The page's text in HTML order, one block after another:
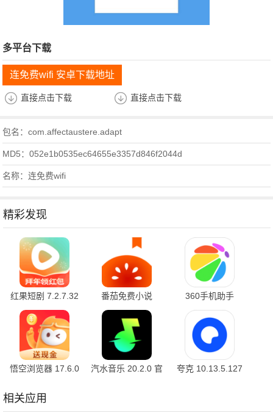
多平台下载
连免费wifi 安卓下载地址
直接点击下载 直接点击下载
包名：com.affectaustere.adapt
MD5：052e1b0535ec64655e3357d846f2044d
名称：连免费wifi
精彩发现
红果短剧 7.2.7.32
官方版
番茄免费小说
7.2.9.32 安卓版
360手机助手
10.2.2 官方版
悟空浏览器 17.6.0
汽水音乐 20.2.0 官
夸克 10.13.5.127
相关应用